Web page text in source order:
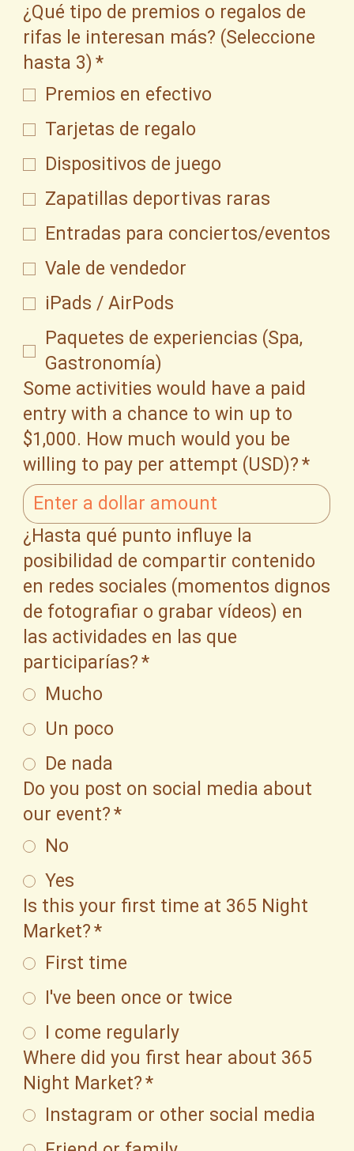
¿Qué tipo de premios o regalos de
rifas le interesan más? (Seleccione
hasta 3) *
Premios en efectivo
Tarjetas de regalo
Dispositivos de juego
Zapatillas deportivas raras
Entradas para conciertos/eventos
Vale de vendedor
iPads / AirPods
Paquetes de experiencias (Spa,
Gastronomía)
Some activities would have a paid
entry with a chance to win up to
$1,000. How much would you be
willing to pay per attempt (USD)?*
¿Hasta qué punto influye la
posibilidad de compartir contenido
en redes sociales (momentos dignos
de fotografiar o grabar vídeos) en
las actividades en las que
participarías?*
Mucho
Un poco
De nada
Do you post on social media about
our event?*
No
Yes
Is this your first time at 365 Night
Market?*
First time
I've been once or twice
I come regularly
Where did you first hear about 365
Night Market?*
Instagram or other social media